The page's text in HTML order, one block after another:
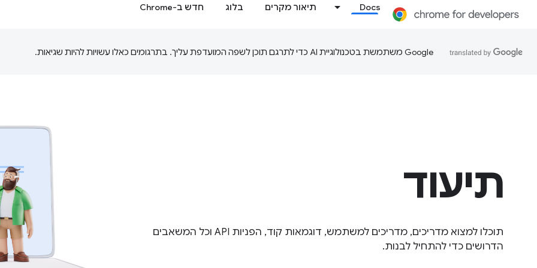
Docs תיאור מקרים בלוג חדש ב-Chrome
‫Google משתמשת בטכנולוגיית AI כדי לתרגם תוכן לשפה המועדפת עליך. בתרגומים כאלו עשויות להיות שגיאות.
תיעוד
תוכלו למצוא מדריכים, מדריכים למשתמש, דוגמאות קוד, הפניות API וכל המשאבים
הדרושים כדי להתחיל לבנות.